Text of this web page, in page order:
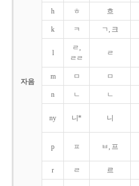
자음
h ㅎ 흐
k ㅋ ㄱ, 크
l
ㄹ,
ㄹㄹ
ㄹ
m ㅁ ㅁ
n ㄴ ㄴ
ny 니* 니
p ㅍ ㅂ, 프
r ㄹ 르